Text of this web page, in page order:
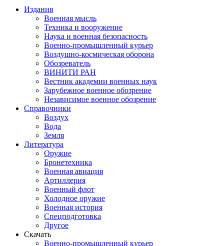
Издания
Военная мысль
Техника и вооружение
Наука и военная безопасность
Военно-промышленный курьер
Воздушно-космическая оборона
Обозреватель
ВИНИТИ РАН
Вестник академии военных наук
Зарубежное военное обозрение
Независимое военное обозрение
Справочники
Воздух
Вода
Земля
Литература
Оружие
Бронетехника
Военная авиация
Артиллерия
Военный флот
Холодное оружие
Военная история
Спецподготовка
Другое
Скачать
Военно-промышленный курьер